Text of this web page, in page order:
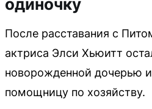
одиночку
После расставания с
актриса Элси Хьюитт
новорожденной дочерью
помощницу по хозяйству.